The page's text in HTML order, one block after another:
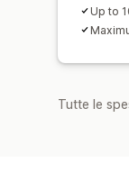
Up to
Tutte le